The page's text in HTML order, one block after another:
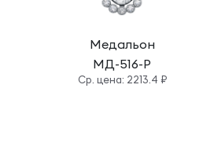
Медальон
МД-516-Р
Cр. цена: 2213.4 ₽